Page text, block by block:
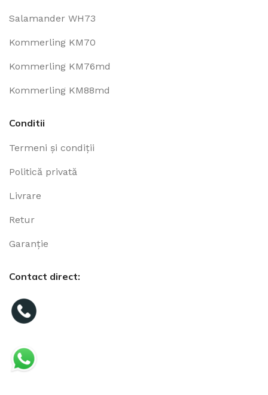
Salamander WH73
Kommerling KM70
Kommerling KM76md
Kommerling KM88md
Conditii
Termeni și condiții
Politică privată
Livrare
Retur
Garanție
Contact direct: